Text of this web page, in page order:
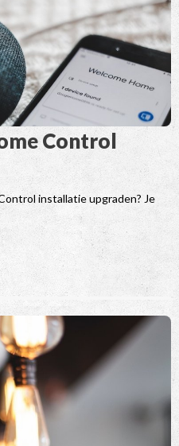
Control
installatie upgraden? Je